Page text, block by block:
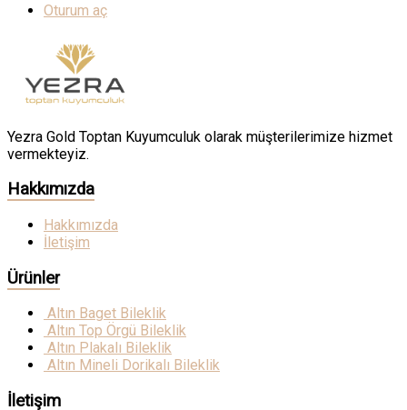
Oturum aç
Yezra Gold Toptan Kuyumculuk olarak müşterilerimize hizmet
vermekteyiz.
Hakkımızda
Hakkımızda
İletişim
Ürünler
Altın Baget Bileklik
Altın Top Örgü Bileklik
Altın Plakalı Bileklik
Altın Mineli Dorikalı Bileklik
İletişim